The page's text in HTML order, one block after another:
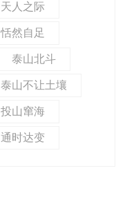
天人之际
恬然自足
泰山北斗
泰山不让土壤
投山窜海
通时达变